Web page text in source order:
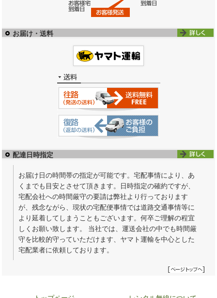
お届け・送料
配達日時指定
お届け日の時間帯の指定が可能です。宅配事情により、あ
くまでも目安とさせて頂きます。日時指定の確約ですが、
宅配会社への時間厳守の要請は弊社より行っております
が、残念ながら、現状の宅配便事情では道路交通事情等に
より延着してしまうこともございます。何卒ご理解の程宜
しくお願い致します。 当社では、運送会社の中でも時間厳
守を比較的守っていただけます、ヤマト運輸を中心とした
宅配業者に依頼しております。